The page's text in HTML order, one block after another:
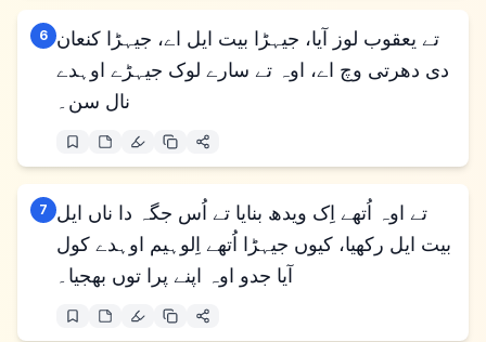
6 تے یعقوب لوز آیا، جیہڑا بیت ایل اے، جیہڑا کنعان
دی دھرتی وچ اے، اوہ تے سارے لوک جیہڑے اوہدے
نال سن۔
7
تے اوہ اُتھے اِک ویدھ بنایا تے اُس جگہ دا ناں ایل
بیت ایل رکھیا، کیوں جیہڑا اُتھے اِلوہیم اوہدے کول
آیا جدو اوہ اپنے پرا توں بھجیا۔